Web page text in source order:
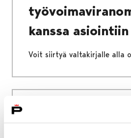
kanssa asiointiin
Voit siirtyä valtakirjalle alla
Sähköinen asiointi ja